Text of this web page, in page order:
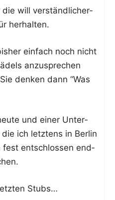
die will ver­ständ­li­cher­
herhalten.
ein­fach noch nicht
anzu­spre­chen
den­ken dann “Was
und einer Unter­
ich letz­tens in Ber­lin
fest ent­schlos­sen end­
Stubs…